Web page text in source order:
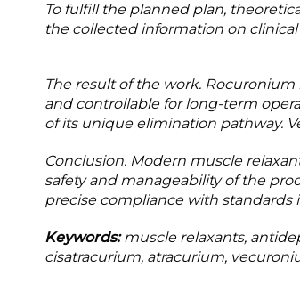
To fulfill the planned plan,
the collected information on clinical
The result of the work.
and controllable for long-term
of its unique elimination pathway.
Conclusion. Modern muscle
safety and manageability of the
precise compliance with standards
Keywords:muscle relaxants,
cisatracurium, atracurium,